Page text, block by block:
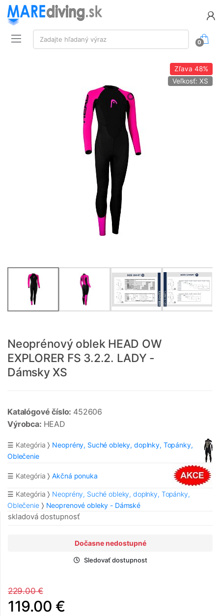
Vyhľadávanie:
Zadajte hľadaný výraz
0
Zľava 48%
Veľkosť: XS
Neoprénový oblek HEAD OW
EXPLORER FS 3.2.2. LADY -
Dámsky XS
Katalógové číslo: 452606
Výrobca: HEAD
☰ Kategória
Neoprény, Suché obleky, doplnky, Topánky,
Oblečenie
☰ Kategória Akčná ponuka
☰ Kategória
Neoprény, Suché obleky, doplnky, Topánky,
Oblečenie
Neoprenové obleky - Dámské
skladová dostupnosť
Dočasne nedostupné
Sledovať dostupnost
229.00 €
119.00 €